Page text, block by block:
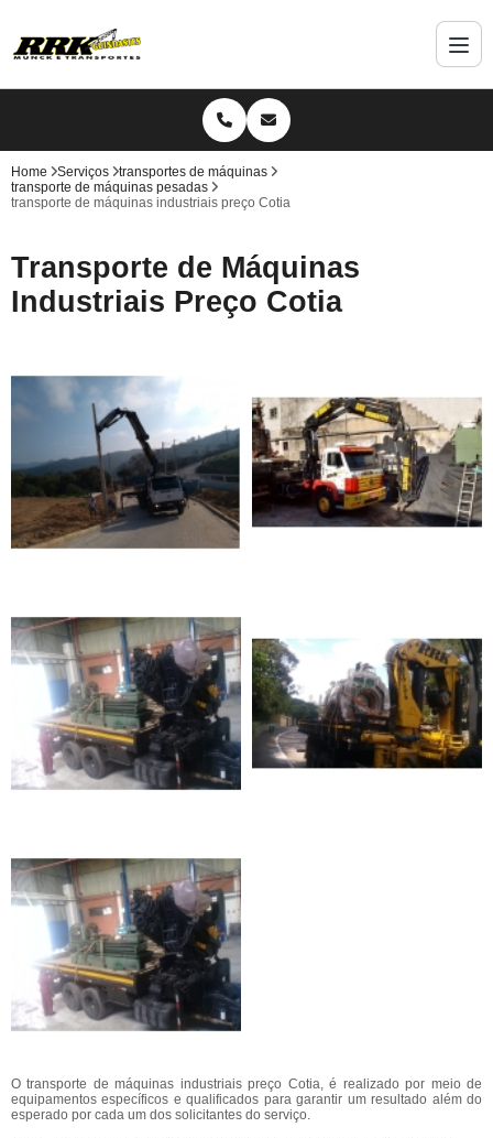
Home Serviços
transportes de máquinas
transporte de máquinas pesadas
transporte de máquinas industriais preço Cotia
Transporte de Máquinas
Industriais Preço Cotia
O transporte de máquinas industriais preço Cotia, é realizado por meio de
equipamentos específicos e qualificados para garantir um resultado além do
esperado por cada um dos solicitantes do serviço.